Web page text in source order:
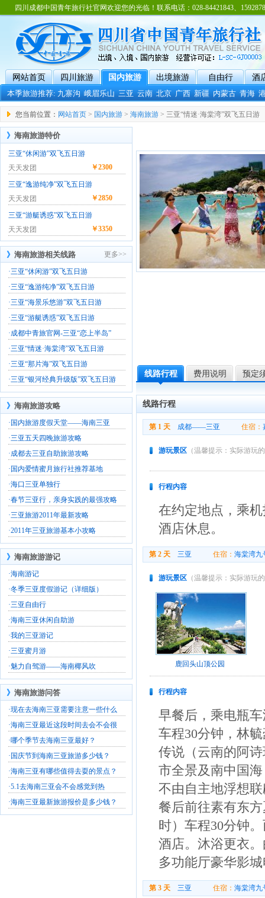
四川成都中国青年旅行社官网欢迎您的光临！联系电话：028-84421843、
网站首页 四川旅游 国内旅游 出境旅游 自由行
酒
本季旅游推荐:九寨沟 峨眉乐山 三亚 云南 北京 广西 新疆 内蒙古 青海
您当前位置： 网站首页 > 国内旅游 > 海南旅游 > 三亚“情迷·海棠湾”双飞五日游
》 海南旅游特价
三亚“休闲游”双飞五日游
天天发团
￥2300
三亚“逸游纯净”双飞五日游
天天发团
￥2850
三亚“游艇诱惑”双飞五日游
天天发团
￥3350
》 海南旅游相关线路 更多>>
·三亚“休闲游”双飞五日游
·三亚“逸游纯净”双飞五日游
·三亚“海景乐悠游”双飞五日游
·三亚“游艇诱惑”双飞五日游
·成都中青旅官网-三亚“恋上半岛”
·三亚“情迷·海棠湾”双飞五日游
·三亚“那片海”双飞五日游
·三亚“银河经典升级版”双飞五日游
》 海南旅游攻略
· 国内旅游度假天堂——海南三亚
·三亚五天四晚旅游攻略
·成都去三亚自助旅游攻略
· 国内爱情蜜月旅行社推荐基地
·海口三亚单独行
·春节三亚行，亲身实践的最强攻略
·三亚旅游2011年最新攻略
·2011年三亚旅游基本小攻略
》 海南旅游游记
·海南游记
·冬季三亚度假游记（详细版）
·三亚自由行
·海南三亚休闲自助游
·我的三亚游记
·三亚蜜月游
·魅力自驾游——海南椰风吹
》 海南旅游问答
·现在去海南三亚需要注意一些什么
·海南三亚最近这段时间去会不会很
·哪个季节去海南三亚最好？
· 国庆节到海南三亚旅游多少钱？
·海南三亚有哪些值得去耍的景点？
·5.1去海南三亚会不会感觉到热
·海南三亚最新旅游报价是多少钱？
线路行程 费用说明 预定
线路行程
第 1 天 成都——三亚 住宿：
游玩景区（温馨提示：实际游玩
行程内容
在约定地点，乘
酒店休息。
第 2 天 三亚 住宿： 海棠湾九
游玩景区（温馨提示：实际游玩
鹿回头山顶公园
行程内容
早餐后，乘电瓶
车程30分钟，林
传说（云南的阿
市全景及南中国
不由自主地浮想
餐后前往素有东
时）车程30分钟
酒店。沐浴更衣
多功能厅豪华影
第 3 天 三亚 住宿： 海棠湾九